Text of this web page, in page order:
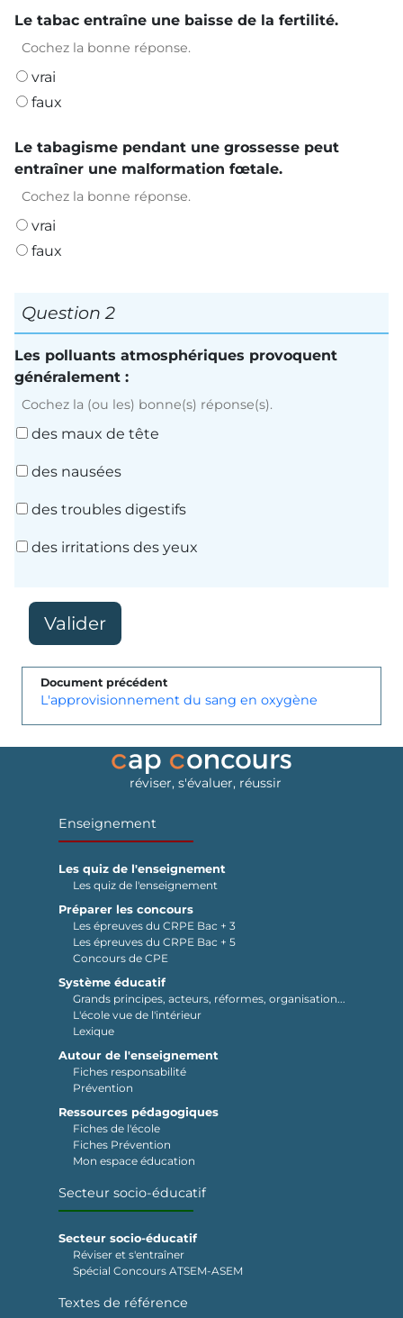
Le tabac entraîne une baisse de la fertilité.
Cochez la bonne réponse.
vrai
faux
Le tabagisme pendant une grossesse peut
entraîner une malformation fœtale.
Cochez la bonne réponse.
vrai
faux
Question 2
Les polluants atmosphériques provoquent
généralement :
Cochez la (ou les) bonne(s) réponse(s).
des maux de tête
des nausées
des troubles digestifs
des irritations des yeux
Document précédent
L'approvisionnement du sang en oxygène
réviser, s'évaluer, réussir
Enseignement
Les quiz de l'enseignement
Les quiz de l'enseignement
Préparer les concours
Les épreuves du CRPE Bac + 3
Les épreuves du CRPE Bac + 5
Concours de CPE
Système éducatif
Grands principes, acteurs, réformes, organisation...
L'école vue de l'intérieur
Lexique
Autour de l'enseignement
Fiches responsabilité
Prévention
Ressources pédagogiques
Fiches de l'école
Fiches Prévention
Mon espace éducation
Secteur socio-éducatif
Secteur socio-éducatif
Réviser et s'entraîner
Spécial Concours ATSEM-ASEM
Textes de référence